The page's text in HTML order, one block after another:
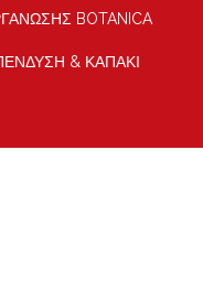
BOTANICA
& ΚΑΠΑΚΙ